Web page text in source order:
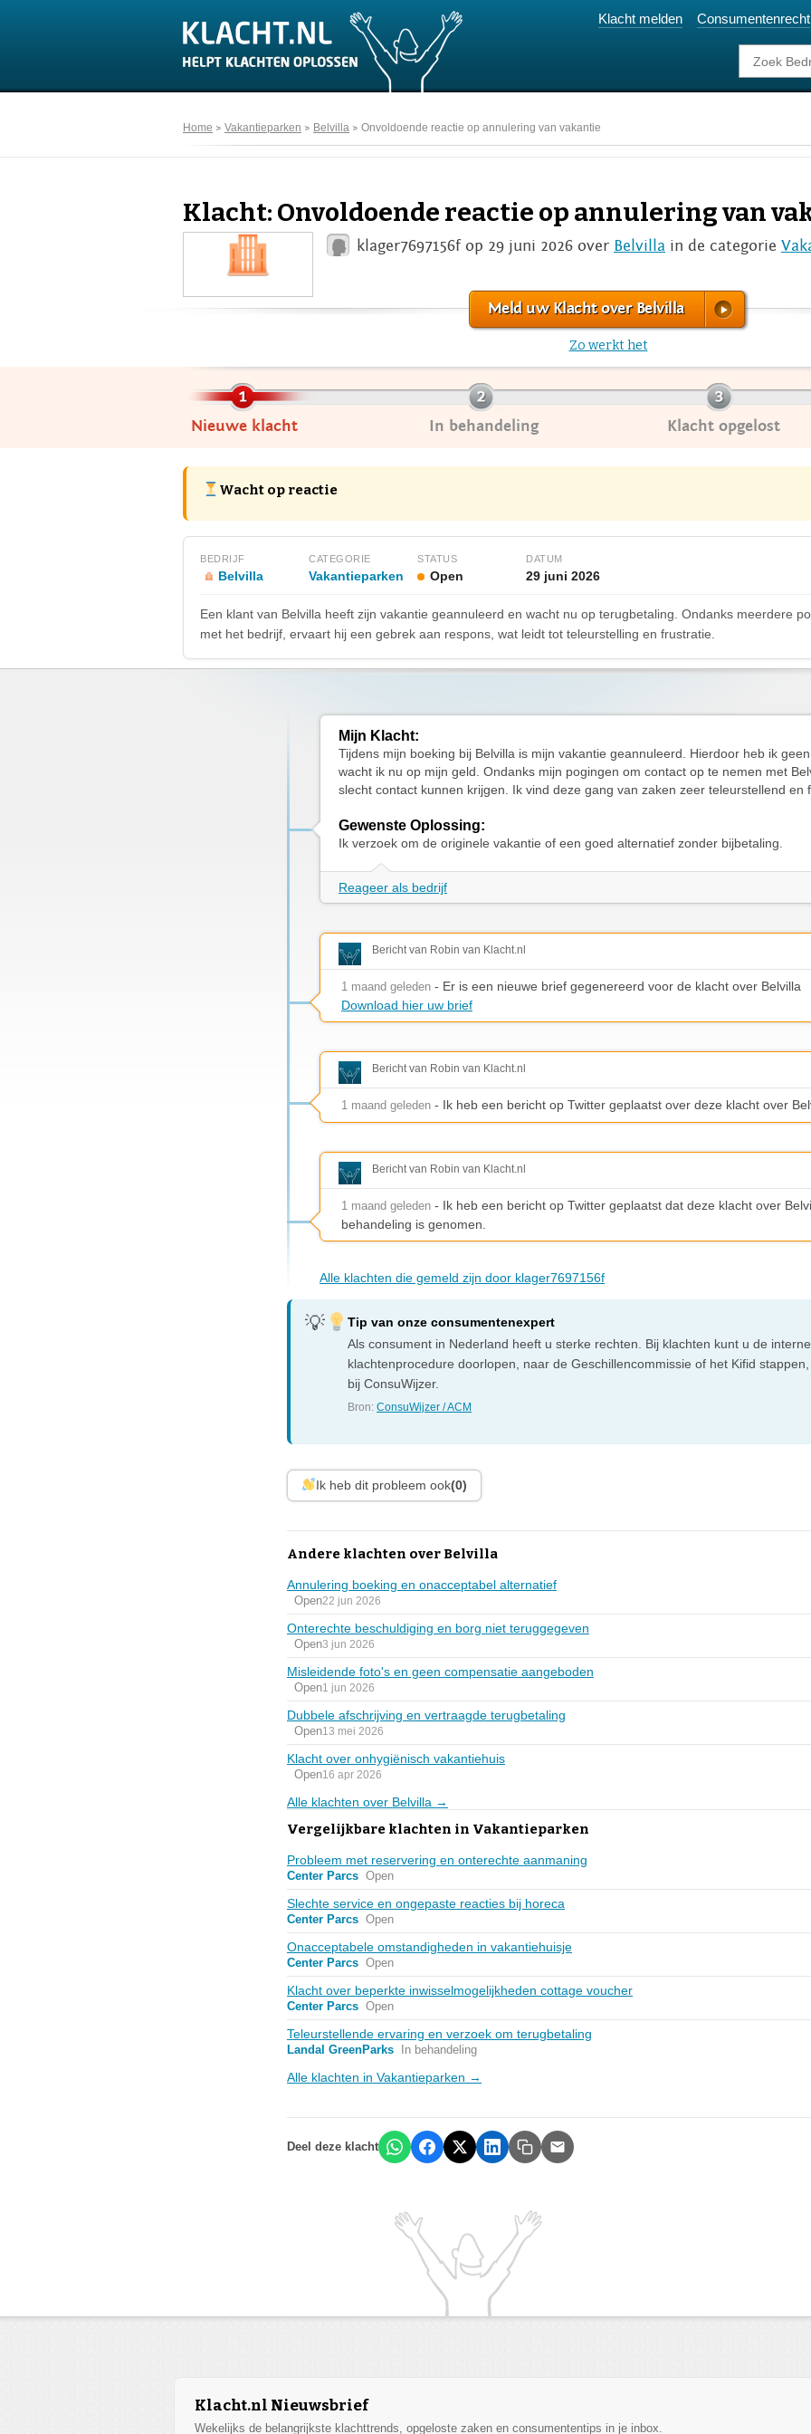
Klacht melden Consumentenrecht
Home Vakantieparken Belvilla Onvoldoende reactie op annulering van vakantie
Klacht: Onvoldoende reactie op annulering van
klager7697156f op 29 juni 2026 over Belvilla in de categorie
Meld uw Klacht over Belvilla
Zo werkt het
Nieuwe klacht In behandeling Klacht opgelost
Wacht op reactie
BEDRIJF
Belvilla
CATEGORIE
Vakantieparken
STATUS
Open
DATUM
29 juni 2026
Een klant van Belvilla heeft zijn vakantie geannuleerd en wacht nu op terugbetaling. Ondanks meerdere
met het bedrijf, ervaart hij een gebrek aan respons, wat leidt tot teleurstelling en frustratie.
Mijn Klacht:
Tijdens mijn boeking bij Belvilla is mijn vakantie geannuleerd. Hierdoor heb ik
wacht ik nu op mijn geld. Ondanks mijn pogingen om contact op te nemen met
slecht contact kunnen krijgen. Ik vind deze gang van zaken zeer teleurstellend en
Gewenste Oplossing:
Ik verzoek om de originele vakantie of een goed alternatief zonder bijbetaling.
Reageer als bedrijf
Bericht van Robin van Klacht.nl
1 maand geleden - Er is een nieuwe brief gegenereerd voor de klacht over Belvilla
Download hier uw brief
Bericht van Robin van Klacht.nl
1 maand geleden - Ik heb een bericht op Twitter geplaatst over deze klacht over
Bericht van Robin van Klacht.nl
1 maand geleden - Ik heb een bericht op Twitter geplaatst dat deze klacht over
behandeling is genomen.
Alle klachten die gemeld zijn door klager7697156f
Tip van onze consumentenexpert
Als consument in Nederland heeft u sterke rechten. Bij klachten kunt u de interne
klachtenprocedure doorlopen, naar de Geschillencommissie of het Kifid
bij ConsuWijzer.
Bron:ConsuWijzer / ACM
Ik heb dit probleem ook(0)
Andere klachten over Belvilla
Annulering boeking en onacceptabel alternatief
Open22 jun 2026
Onterechte beschuldiging en borg niet teruggegeven
Open3 jun 2026
Misleidende foto's en geen compensatie aangeboden
Open1 jun 2026
Dubbele afschrijving en vertraagde terugbetaling
Open13 mei 2026
Klacht over onhygiënisch vakantiehuis
Open16 apr 2026
Alle klachten over Belvilla →
Vergelijkbare klachten in Vakantieparken
Probleem met reservering en onterechte aanmaning
Center Parcs Open
Slechte service en ongepaste reacties bij horeca
Center Parcs Open
Onacceptabele omstandigheden in vakantiehuisje
Center Parcs Open
Klacht over beperkte inwisselmogelijkheden cottage voucher
Center Parcs Open
Teleurstellende ervaring en verzoek om terugbetaling
Landal GreenParks In behandeling
Alle klachten in Vakantieparken →
Deel deze klacht
Klacht.nl Nieuwsbrief
Wekelijks de belangrijkste klachttrends, opgeloste zaken en consumententips in je inbox.